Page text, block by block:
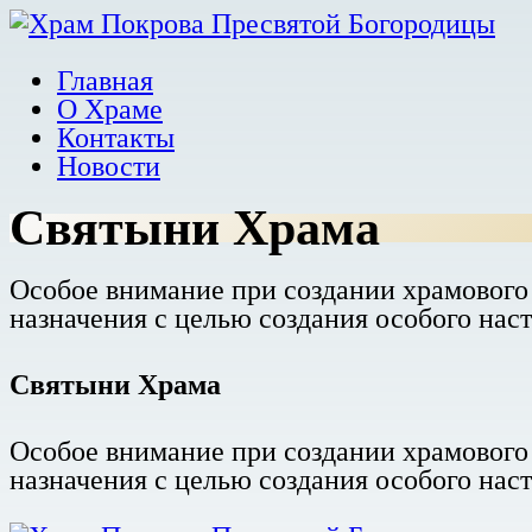
Главная
О Храме
Контакты
Новости
Святыни Храма
Особое внимание при создании храмового
назначения с целью создания особого
Святыни Храма
Особое внимание при создании храмового
назначения с целью создания особого